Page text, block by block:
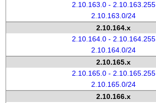
2.10.163.0 - 2.10.163.255
2.10.163.0/24
2.10.164.x
2.10.164.0 - 2.10.164.255
2.10.164.0/24
2.10.165.x
2.10.165.0 - 2.10.165.255
2.10.165.0/24
2.10.166.x